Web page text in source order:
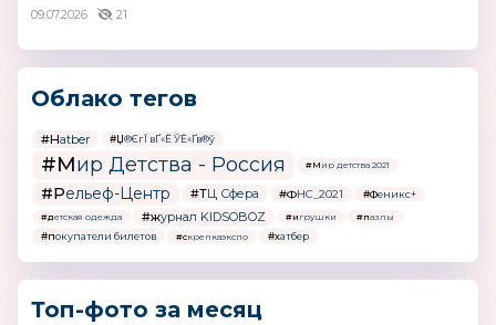
09.07.2026 21
Облако тегов
#Hatber #Џ®ЄгЇ вҐ«Ё ЎЁ«Ґв®ў
#Мир Детства - Россия #Мир детства 2021
#Рельеф-Центр #ТЦ Сфера #ФНС_2021 #Феникс+
#детская одежда #журнал KIDSOBOZ #игрушки #пазлы
#покупатели билетов #скрепкаэкспо #хатбер
Топ-фото за месяц